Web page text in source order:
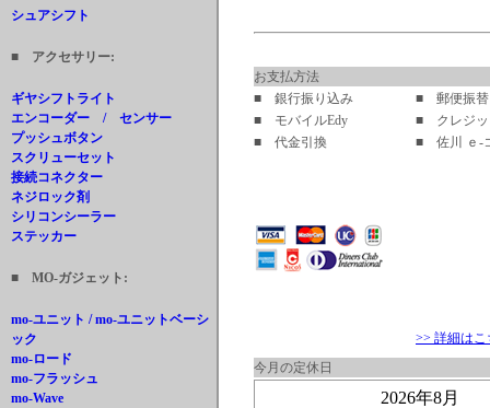
シュアシフト
■ アクセサリー:
ギヤシフトライト
エンコーダー / センサー
プッシュボタン
スクリューセット
接続コネクター
ネジロック剤
シリコンシーラー
ステッカー
■ MO-ガジェット:
mo-ユニット / mo-ユニットベーシ
ック
mo-ロード
mo-フラッシュ
mo-Wave
お支払方法
■ 銀行振り込み
■ 郵便振替
■ モバイルEdy
■ クレジッ
■ 代金引換
■ 佐川 ｅ-
>> 詳細はこ
今月の定休日
2026年8月